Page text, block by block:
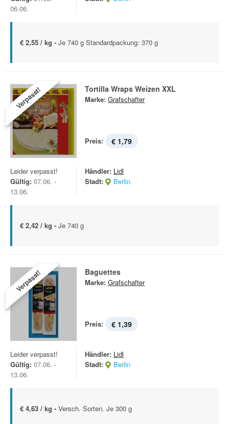
06.06.
€ 2,55 / kg - Je 740 g Standardpackung: 370 g
Verpasst! Tortilla Wraps Weizen XXL
Marke: Grafschafter
Preis: € 1,79
Leider verpasst!
Gültig: 07.06. -
13.06.
Händler: Lidl
Stadt:
Berlin
€ 2,42 / kg - Je 740 g
Verpasst! Baguettes
Marke: Grafschafter
Preis: € 1,39
Leider verpasst!
Gültig: 07.06. -
13.06.
Händler: Lidl
Stadt:
Berlin
€ 4,63 / kg - Versch. Sorten. Je 300 g